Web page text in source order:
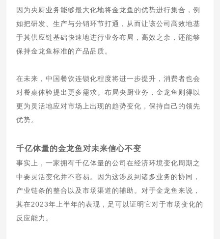
因为央厨业务能够最大化地将金龙鱼的优势进行集合，例
如把研发、生产与分销环节打通，从而让该公司高效地基
于其供应链基础快速地进行业务布局，高效之余，还能够
保持金龙鱼标准的产品品质。
在未来，中国餐饮连锁化程度将进一步提升，消费者也会
对餐桌体验提出更多需求。布局央厨业务，金龙鱼则得以
更为灵活地应对市场上出现的趋势变化，保持自己的领先
优势。
千亿体量的金龙鱼对未来信心不变
事实上，一家拥有千亿体量的公司在经济环境变化周期之
中要灵活变化并不容易。因为这涉及到诸多业务的协同，
产业链条的整合以及市场渠道的辅助。对于金龙鱼来说，
其在2023年上半年的表现，足可以证明它对于市场变化的
反应能力。